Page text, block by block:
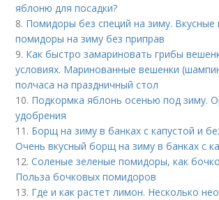
яблоню для посадки?
8. Помидоры без специй на зиму.
помидоры на зиму без приправ
9. Как быстро замариновать грибы
условиях. Маринованные вешенки
полчаса на праздничный стол
10. Подкормка яблонь осенью под зиму.
удобрения
11. Борщ на зиму в банках с капустой и
Очень вкусный борщ на зиму в банках с
12.Соленые зеленые помидоры, как
Польза бочковых помидоров
13. Где и как растет лимон. Несколько